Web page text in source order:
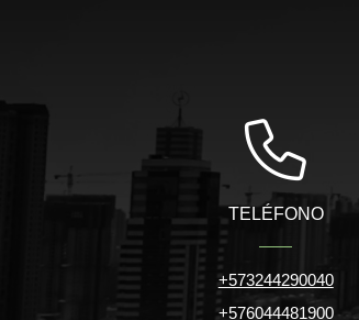
TELÉFONO
+573244290040
+576044481900